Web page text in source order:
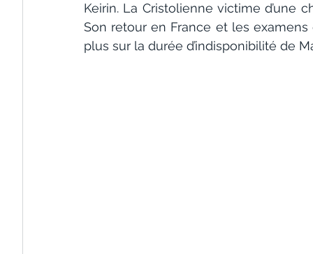
Keirin. La Cristolienne victime d’une
Son retour en France et les
plus sur la durée d’indisponibilité de